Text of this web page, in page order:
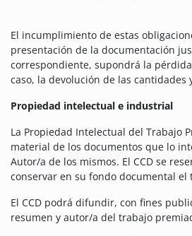
El incumplimiento de estas
presentación de la documentación
correspondiente, supondrá la
caso, la devolución de las cantidades
Propiedad intelectual e industrial
La Propiedad Intelectual del Trabajo
material de los documentos que lo
Autor/a de los mismos. El CCD se
conservar en su fondo documental el
El CCD podrá difundir, con fines
resumen y autor/a del trabajo